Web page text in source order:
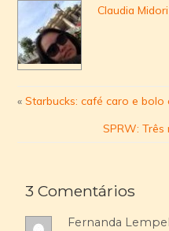
Claudia Midori
«Starbucks: café caro e bolo
SPRW:
3 Comentários
Fernanda